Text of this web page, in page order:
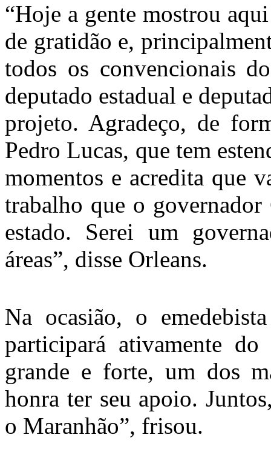
“Hoje a gente mostrou
de gratidão e,
todos os convencionais
deputado estadual e
projeto. Agradeço, de
Pedro Lucas, que tem
momentos e acredita que
trabalho que o
estado. Serei um
áreas”, disse Orleans.
Na ocasião, o
participará ativamente
grande e forte, um dos
honra ter seu apoio.
o Maranhão”, frisou.